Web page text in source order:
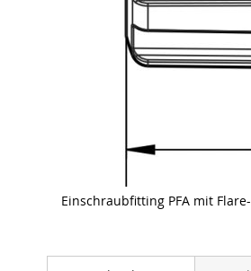
Einschraubfitting PFA mit
to